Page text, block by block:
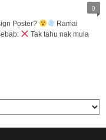
0
Poster?
Ramai
Tak tahu nak mula